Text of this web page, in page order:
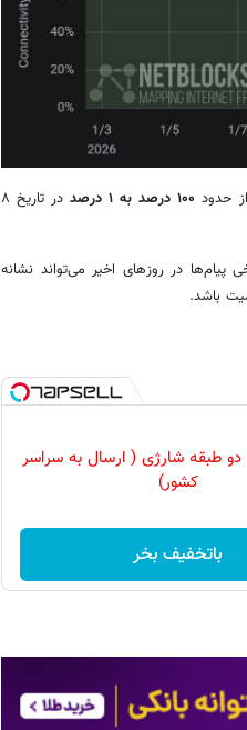
حدود ۱۰۰ درصد به ۱ درصد
در تاریخ ۸
پیام‌ها در روزهای اخیر می‌تواند نشانه
باشد.
طبقه شارژی ( ارسال به سراسر
کشور)
باتخفیف بخر